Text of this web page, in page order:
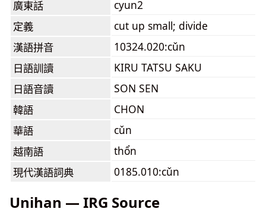
廣東話
cyun2
定義
cut up small; divide
漢語拼音
10324.020:cǔn
日語訓讀
KIRU TATSU SAKU
日語音讀
SON SEN
韓語
CHON
華語
cǔn
越南語
thổn
現代漢語詞典
0185.010:cǔn
Unihan — IRG Source